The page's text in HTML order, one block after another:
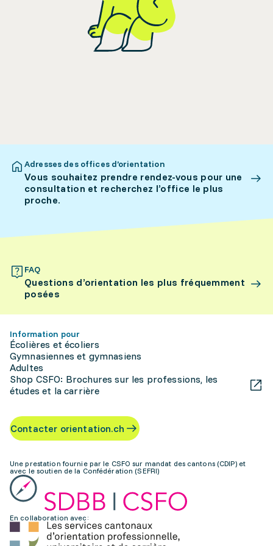
Adresses des offices d’orientation
Vous souhaitez prendre rendez-vous pour une
consultation et recherchez l’office le plus
proche.
FAQ
Questions d’orientation les plus fréquemment
posées
Information pour
Écolières et écoliers
Gymnasiennes et gymnasiens
Adultes
Shop CSFO: Brochures sur les professions, les
études et la carrière
Contacter orientation.ch
Une prestation fournie par le CSFO sur mandat des cantons (CDIP) et
avec le soutien de la Confédération (SEFRI)
En collaboration avec: